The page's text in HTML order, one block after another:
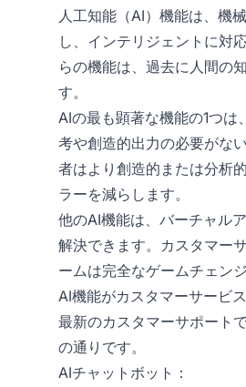
人工知能（AI）機能は、機
し、インテリジェントに対
らの機能は、過去に人間の
す。
AIの最も顕著な機能の1つ
考や創造的出力の必要がな
者はより創造的または分析
ラーを減らします。
他のAI機能は、バーチャル
解決できます。カスタマー
ームは完全なゲームチェン
AI機能がカスタマーサービ
最新のカスタマーサポート
の通りです。
AIチャットボット：